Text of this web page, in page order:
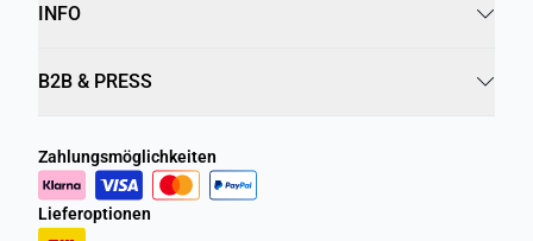
INFO
B2B & PRESS
Zahlungsmöglichkeiten
Lieferoptionen